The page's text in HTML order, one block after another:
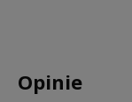
Opinie